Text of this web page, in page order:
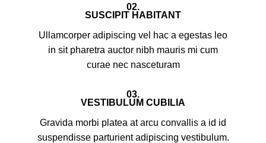
02.
SUSCIPIT HABITANT
Ullamcorper adipiscing vel hac a egestas leo
in sit pharetra auctor nibh mauris mi cum
curae nec nasceturam
03.
VESTIBULUM CUBILIA
Gravida morbi platea at arcu convallis a id id
suspendisse parturient adipiscing vestibulum.